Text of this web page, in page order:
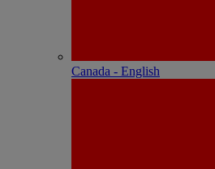
Canada - English